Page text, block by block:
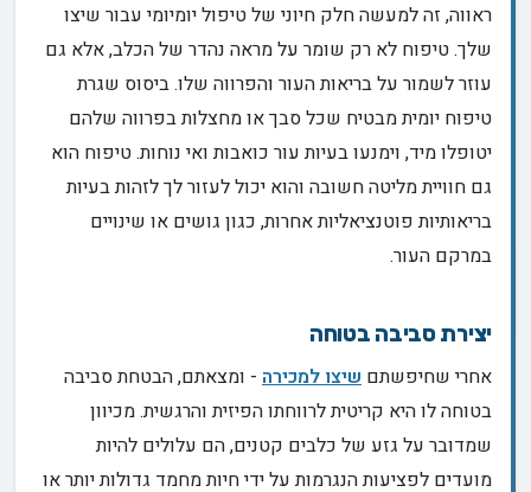
ראווה, זה למעשה חלק חיוני של טיפול יומיומי עבור שיצו
שלך. טיפוח לא רק שומר על מראה נהדר של הכלב, אלא גם
עוזר לשמור על בריאות העור והפרווה שלו. ביסוס שגרת
טיפוח יומית מבטיח שכל סבך או מחצלות בפרווה שלהם
יטופלו מיד, וימנעו בעיות עור כואבות ואי נוחות. טיפוח הוא
גם חוויית מליטה חשובה והוא יכול לעזור לך לזהות בעיות
בריאותיות פוטנציאליות אחרות, כגון גושים או שינויים
במרקם העור.
יצירת סביבה בטוחה
אחרי שחיפשתם שיצו למכירה - ומצאתם, הבטחת סביבה
בטוחה לו היא קריטית לרווחתו הפיזית והרגשית. מכיוון
שמדובר על גזע של כלבים קטנים, הם עלולים להיות
מועדים לפציעות הנגרמות על ידי חיות מחמד גדולות יותר או